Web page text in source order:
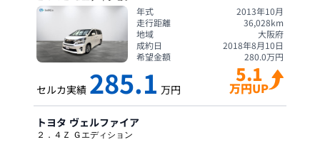
年式
2013年10月
走行距離
36,028km
地域
大阪府
成約日
2018年8月10日
希望金額
280.0万円
セルカ実績 285.1 万円
5.1
万円UP
トヨタ ヴェルファイア
２．４Ｚ Ｇエディション